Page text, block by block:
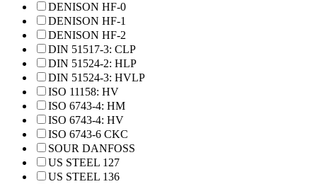
DENISON HF-0
DENISON HF-1
DENISON HF-2
DIN 51517-3: CLP
DIN 51524-2: HLP
DIN 51524-3: HVLP
ISO 11158: HV
ISO 6743-4: HM
ISO 6743-4: HV
ISO 6743-6 CKC
SOUR DANFOSS
US STEEL 127
US STEEL 136